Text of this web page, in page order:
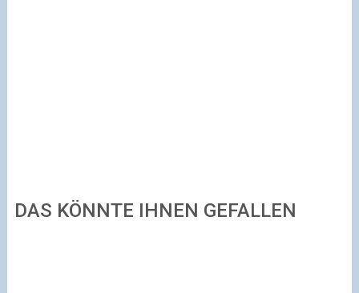
DAS KÖNNTE IHNEN GEFALLEN